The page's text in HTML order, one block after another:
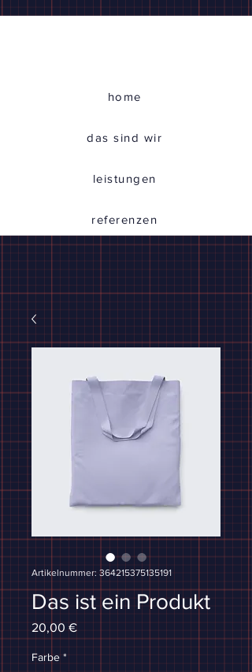
home
das sind wir
leistungen
referenzen
Artikelnummer: 364215375135191
Das ist ein Produkt
20,00 €Preis
Farbe *